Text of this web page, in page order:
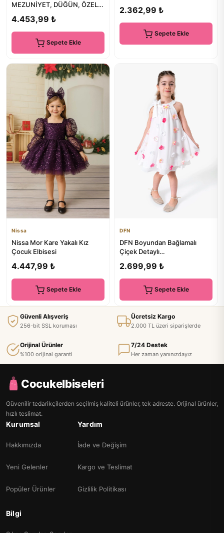
MEZUNİYET, DÜĞÜN, ÖZEL
4.453,99 ₺
Sepete Ekle
2.362,99 ₺
Sepete Ekle
Nissa
Nissa Mor Kare Yakalı Kız
Çocuk Elbisesi
4.447,99 ₺
Sepete Ekle
DFN
DFN Boyundan Bağlamalı
Çiçek Detaylı
Abiye Elbise
2.699,99 ₺
Sepete Ekle
Güvenli Alışveriş
256-bit SSL koruması
Ücretsiz Kargo
2.000 TL üzeri siparişlerde
Orijinal Ürünler
%100 orijinal garanti
7/24 Destek
Her zaman yanınızdayız
Cocukelbiseleri
Güvenilir tedarikçilerden seçilmiş kaliteli ürünler, tek adreste. Orijinal ürünler,
hızlı teslimat.
Kurumsal
Hakkımızda
Yeni Gelenler
Popüler Ürünler
Yardım
İade ve Değişim
Kargo ve Teslimat
Gizlilik Politikası
Bilgi